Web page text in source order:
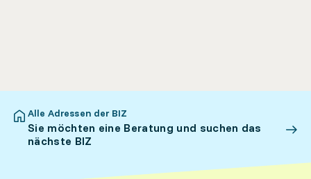
Alle Adressen der BIZ
Sie möchten eine Beratung und suchen das
nächste BIZ